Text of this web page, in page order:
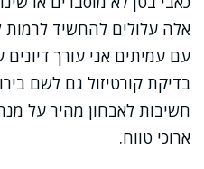
אלה עלולים להחשיד לרמות
עם עמיתים אני עורך
בדיקת קורטיזול גם לשם
חשיבות לאבחון מהיר על
ארוכי טווח.